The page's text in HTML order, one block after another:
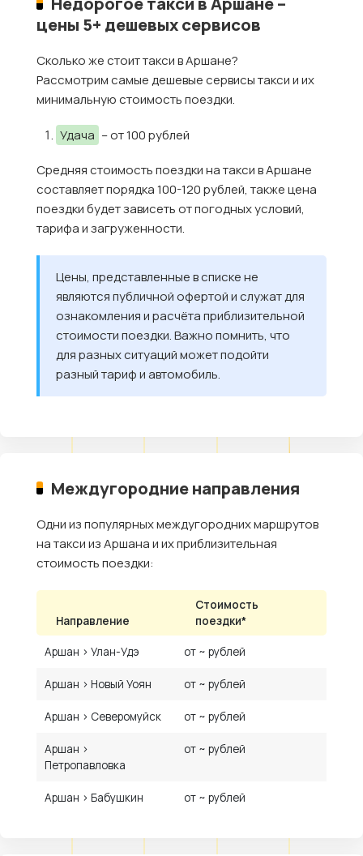
цены 5+ дешевых сервисов
Сколько же стоит такси в Аршане?
Рассмотрим самые дешевые сервисы такси и их
минимальную стоимость поездки.
Удача – от 100 рублей
Средняя стоимость поездки на такси в Аршане
составляет порядка 100-120 рублей, также цена
поездки будет зависеть от погодных условий,
тарифа и загруженности.
Цены, представленные в списке не
являются публичной офертой и служат для
ознакомления и расчёта приблизительной
стоимости поездки. Важно помнить, что
для разных ситуаций может подойти
разный тариф и автомобиль.
Междугородние направления
Одни из популярных междугородних маршрутов
на такси из Аршана и их приблизительная
стоимость поездки:
Направление
Стоимость
поездки*
Аршан › Улан-Удэ от ~ рублей
Аршан › Новый Уоян от ~ рублей
Аршан › Северомуйск от ~ рублей
Аршан ›
Петропавловка
от ~ рублей
Аршан › Бабушкин от ~ рублей